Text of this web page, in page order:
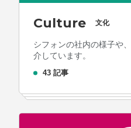
Culture 文化
シフォンの社内の様子や
介しています。
43 記事